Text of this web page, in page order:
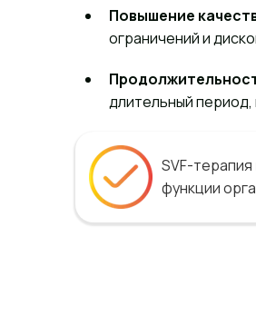
Повышение
ограничений и
длительный
SVF-терапия
функции